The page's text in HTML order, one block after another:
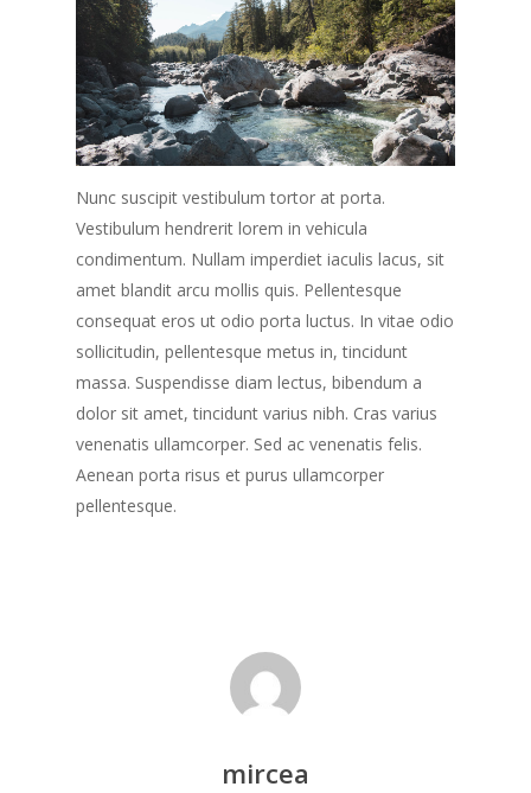
Nunc suscipit vestibulum tortor at porta.
Vestibulum hendrerit lorem in vehicula
condimentum. Nullam imperdiet iaculis lacus, sit
amet blandit arcu mollis quis. Pellentesque
consequat eros ut odio porta luctus. In vitae odio
sollicitudin, pellentesque metus in, tincidunt
massa. Suspendisse diam lectus, bibendum a
dolor sit amet, tincidunt varius nibh. Cras varius
venenatis ullamcorper. Sed ac venenatis felis.
Aenean porta risus et purus ullamcorper
pellentesque.
mircea